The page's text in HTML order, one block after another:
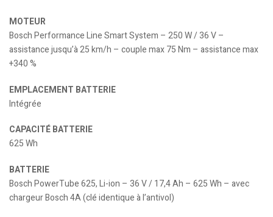
MOTEUR
Bosch Performance Line Smart System – 250 W / 36 V –
assistance jusqu’à 25 km/h – couple max 75 Nm – assistance max
+340 %
EMPLACEMENT BATTERIE
Intégrée
CAPACITÉ BATTERIE
625 Wh
BATTERIE
Bosch PowerTube 625, Li-ion – 36 V / 17,4 Ah – 625 Wh – avec
chargeur Bosch 4A (clé identique à l’antivol)